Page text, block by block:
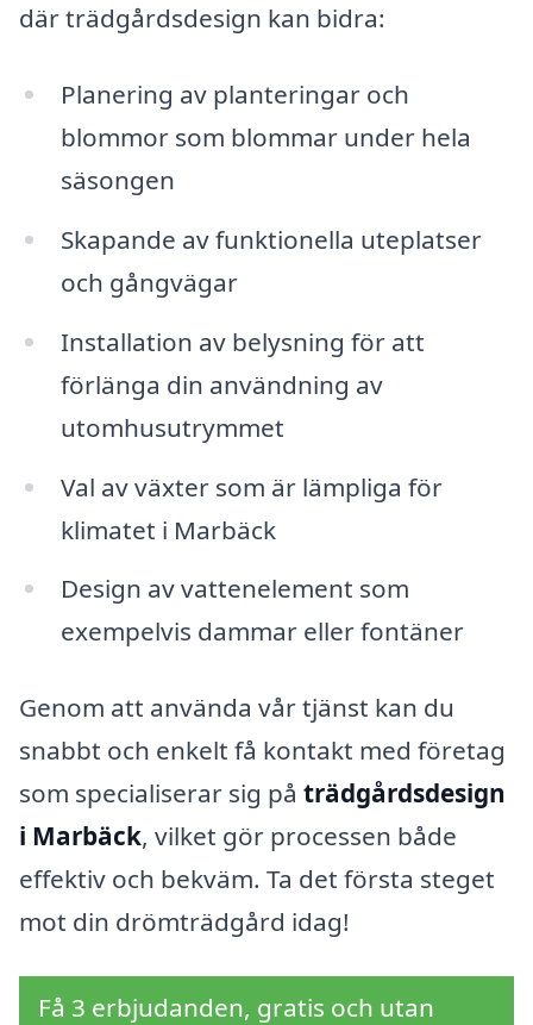
där trädgårdsdesign kan bidra:
Planering av planteringar och
blommor som blommar under hela
säsongen
Skapande av funktionella uteplatser
och gångvägar
Installation av belysning för att
förlänga din användning av
utomhusutrymmet
Val av växter som är lämpliga för
klimatet i Marbäck
Design av vattenelement som
exempelvis dammar eller fontäner
Genom att använda vår tjänst kan du
snabbt och enkelt få kontakt med företag
som specialiserar sig på trädgårdsdesign
i Marbäck, vilket gör processen både
effektiv och bekväm. Ta det första steget
mot din drömträdgård idag!
Få 3 erbjudanden, gratis och utan